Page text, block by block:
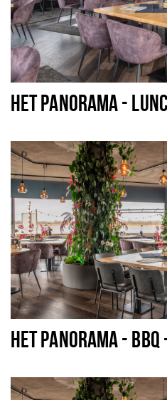
HET PANORAMA -
HET PANORAMA -